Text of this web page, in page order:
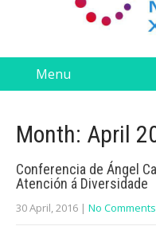
Menu
Month: April
Conferencia de Ángel
Atención á Diversidade
30 April, 2016 | No Comments